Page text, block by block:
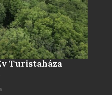
Turistaháza